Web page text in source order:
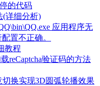
的代码
(详细分析)
应用程序无
置不正确。
教程
reCaptcha验证码的方法
切换实现3D圆弧轮播效果